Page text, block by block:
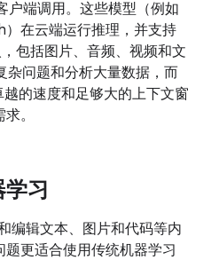
户端调用。这些模型（例如
）在云端运行推理，并支持
包括图片、音频、视频和文
杂问题和分析大量数据，而
的速度和足够大的上下文窗
。
习
编辑文本、图片和代码等内
更适合使用传统机器学习